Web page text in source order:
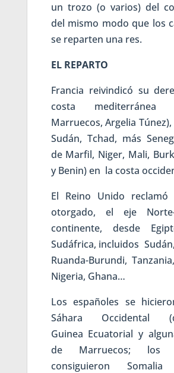
un trozo (o varios) del
del mismo modo que los
se reparten una res.
EL REPARTO
Francia reivindicó su
costa mediterránea
Marruecos, Argelia
Sudán, Tchad, más
de Marfil, Niger, Mali,
y Benin) en la costa
El Reino Unido
otorgado, el eje
continente, desde
Sudáfrica, incluidos
Ruanda-Burundi,
Nigeria, Ghana…
Los españoles se
Sáhara Occidental
Guinea Ecuatorial y
de Marruecos; los
consiguieron